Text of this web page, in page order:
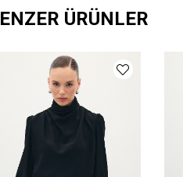
ÜRÜNLER